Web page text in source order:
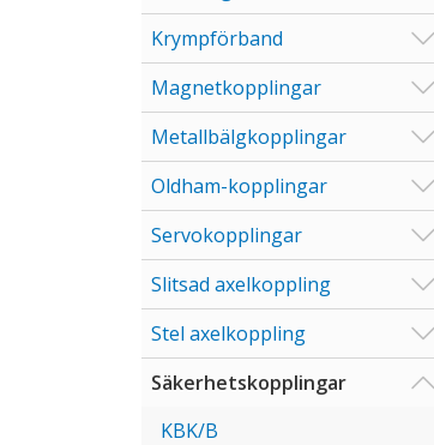
Krympförband
Magnetkopplingar
Metallbälgkopplingar
Oldham-kopplingar
Servokopplingar
Slitsad axelkoppling
Stel axelkoppling
Säkerhetskopplingar
KBK/B